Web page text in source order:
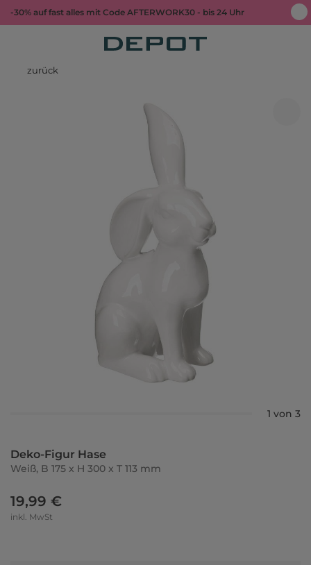
-30% auf fast alles mit Code AFTERWORK30 - bis 24 Uhr
zurück
1 von 3
Deko-Figur Hase
Weiß, B 175 x H 300 x T 113 mm
19,99 €
inkl. MwSt